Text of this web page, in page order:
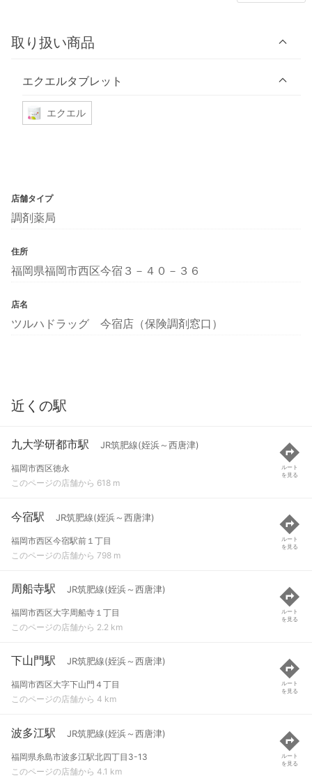
取り扱い商品
エクエルタブレット
エクエル
店舗タイプ
調剤薬局
住所
福岡県福岡市西区今宿３－４０－３６
店名
ツルハドラッグ 今宿店（保険調剤窓口）
近くの駅
九大学研都市駅 JR筑肥線(姪浜～西唐津)
福岡市西区徳永
このページの店舗から 618 m
ルート
を見る
今宿駅 JR筑肥線(姪浜～西唐津)
福岡市西区今宿駅前１丁目
このページの店舗から 798 m
ルート
を見る
周船寺駅 JR筑肥線(姪浜～西唐津)
福岡市西区大字周船寺１丁目
このページの店舗から 2.2 km
ルート
を見る
下山門駅 JR筑肥線(姪浜～西唐津)
福岡市西区大字下山門４丁目
このページの店舗から 4 km
ルート
を見る
波多江駅 JR筑肥線(姪浜～西唐津)
福岡県糸島市波多江駅北四丁目3-13
このページの店舗から 4.1 km
ルート
を見る